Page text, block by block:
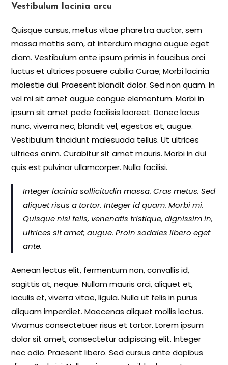
Vestibulum lacinia arcu
Quisque cursus, metus vitae pharetra auctor, sem
massa mattis sem, at interdum magna augue eget
diam. Vestibulum ante ipsum primis in faucibus orci
luctus et ultrices posuere cubilia Curae; Morbi lacinia
molestie dui. Praesent blandit dolor. Sed non quam. In
vel mi sit amet augue congue elementum. Morbi in
ipsum sit amet pede facilisis laoreet. Donec lacus
nunc, viverra nec, blandit vel, egestas et, augue.
Vestibulum tincidunt malesuada tellus. Ut ultrices
ultrices enim. Curabitur sit amet mauris. Morbi in dui
quis est pulvinar ullamcorper. Nulla facilisi.
Integer lacinia sollicitudin massa. Cras metus. Sed
aliquet risus a tortor. Integer id quam. Morbi mi.
Quisque nisl felis, venenatis tristique, dignissim in,
ultrices sit amet, augue. Proin sodales libero eget
ante.
Aenean lectus elit, fermentum non, convallis id,
sagittis at, neque. Nullam mauris orci, aliquet et,
iaculis et, viverra vitae, ligula. Nulla ut felis in purus
aliquam imperdiet. Maecenas aliquet mollis lectus.
Vivamus consectetuer risus et tortor. Lorem ipsum
dolor sit amet, consectetur adipiscing elit. Integer
nec odio. Praesent libero. Sed cursus ante dapibus